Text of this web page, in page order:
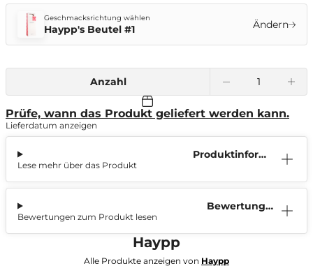
Geschmacksrichtung wählen
Haypp's Beutel #1 Ändern
Anzahl
Prüfe, wann das Produkt geliefert werden kann.
Lieferdatum anzeigen
Produktinform
Lese mehr über das Produkt
Bewertunge
Bewertungen zum Produkt lesen
Haypp
Alle Produkte anzeigen von Haypp